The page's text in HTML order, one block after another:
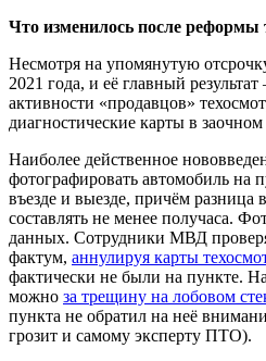
Что изменилось после реформы
Несмотря на упомянутую
2021 года, и её главный
активности «продавцов»
диагностические карты в
Наиболее действенное
фотографировать автомобиль на
въезде и выезде, причём
составлять не менее получаса.
данных. Сотрудники МВД
фактум, аннулируя карты
фактически не были на пункте.
можно за трещину на лобовом
пункта не обратил на неё
грозит и самому эксперту ПТО).